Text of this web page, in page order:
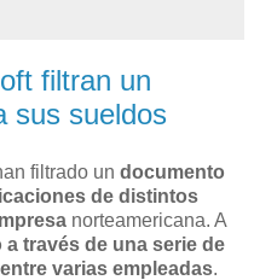
filtran un
sus sueldos
filtrado un documento
de distintos
norteamericana. A
través de una serie de
varias empleadas.